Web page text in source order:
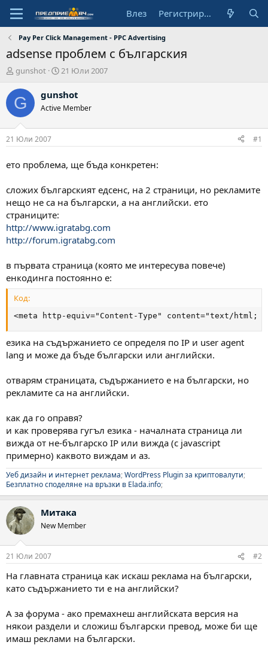
Влез Регистрирай се
Pay Per Click Management - PPC Advertising
adsense проблем с българския
А
т
о
gunshot
Н
ч
л
д
т
21 Юли 2007
G gunshot
Active Member
21 Юли 2007 #1
ето проблема, ще бъда конкретен:
сложих българският едсенс, на 2 страници, но рекламите
нещо не са на български, а на английски. ето
страниците:
http://www.igratabg.com
http://forum.igratabg.com
в първата страница (която ме интересува повече)
енкодинга постоянно е:
Код:
<meta http-equiv="Content-Type" content="text/html;
езика на съдържанието се определя по IP и user agent
lang и може да бъде български или английски.
отварям страницата, съдържанието е на български, но
рекламите са на английски.
как да го оправя?
и как проверява гугъл езика - началната страница ли
вижда от не-българско IP или вижда (с javascript
примерно) каквото виждам и аз.
Уеб дизайн и интернет реклама;WordPress Plugin за криптовалути;
Безплатно споделяне на връзки в Elada.info;
Митака
New Member
21 Юли 2007 #2
На главната страница как искаш реклама на български,
като съдържанието ти е на английски?
А за форума - ако премахнеш английската версия на
някои раздели и сложиш български превод, може би ще
имаш реклами на български.